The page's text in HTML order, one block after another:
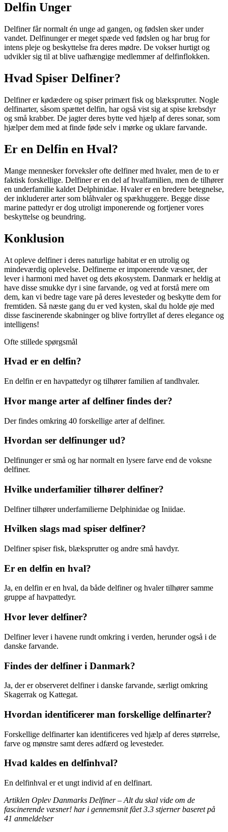
Delfin Unger
Delfiner får normalt én unge ad gangen, og fødslen sker under
vandet. Delfinunger er meget spæde ved fødslen og har brug for
intens pleje og beskyttelse fra deres mødre. De vokser hurtigt og
udvikler sig til at blive uafhængige medlemmer af delfinflokken.
Hvad Spiser Delfiner?
Delfiner er kødædere og spiser primært fisk og blæksprutter. Nogle
delfinarter, såsom spættet delfin, har også vist sig at spise krebsdyr
og små krabber. De jagter deres bytte ved hjælp af deres sonar, som
hjælper dem med at finde føde selv i mørke og uklare farvande.
Er en Delfin en Hval?
Mange mennesker forveksler ofte delfiner med hvaler, men de to er
faktisk forskellige. Delfiner er en del af hvalfamilien, men de tilhører
en underfamilie kaldet Delphinidae. Hvaler er en bredere betegnelse,
der inkluderer arter som blåhvaler og spækhuggere. Begge disse
marine pattedyr er dog utroligt imponerende og fortjener vores
beskyttelse og beundring.
Konklusion
At opleve delfiner i deres naturlige habitat er en utrolig og
mindeværdig oplevelse. Delfinerne er imponerende væsner, der
lever i harmoni med havet og dets økosystem. Danmark er heldig at
have disse smukke dyr i sine farvande, og ved at forstå mere om
dem, kan vi bedre tage vare på deres levesteder og beskytte dem for
fremtiden. Så næste gang du er ved kysten, skal du holde øje med
disse fascinerende skabninger og blive fortryllet af deres elegance og
intelligens!
Ofte stillede spørgsmål
Hvad er en delfin?
En delfin er en havpattedyr og tilhører familien af tandhvaler.
Hvor mange arter af delfiner findes der?
Der findes omkring 40 forskellige arter af delfiner.
Hvordan ser delfinunger ud?
Delfinunger er små og har normalt en lysere farve end de voksne
delfiner.
Hvilke underfamilier tilhører delfiner?
Delfiner tilhører underfamilierne Delphinidae og Iniidae.
Hvilken slags mad spiser delfiner?
Delfiner spiser fisk, blæksprutter og andre små havdyr.
Er en delfin en hval?
Ja, en delfin er en hval, da både delfiner og hvaler tilhører samme
gruppe af havpattedyr.
Hvor lever delfiner?
Delfiner lever i havene rundt omkring i verden, herunder også i de
danske farvande.
Findes der delfiner i Danmark?
Ja, der er observeret delfiner i danske farvande, særligt omkring
Skagerrak og Kattegat.
Hvordan identificerer man forskellige delfinarter?
Forskellige delfinarter kan identificeres ved hjælp af deres størrelse,
farve og mønstre samt deres adfærd og levesteder.
Hvad kaldes en delfinhval?
En delfinhval er et ungt individ af en delfinart.
Artiklen Oplev Danmarks Delfiner – Alt du skal vide om de
fascinerende væsner! har i gennemsnit fået3.3 stjerner baseret på
41 anmeldelser